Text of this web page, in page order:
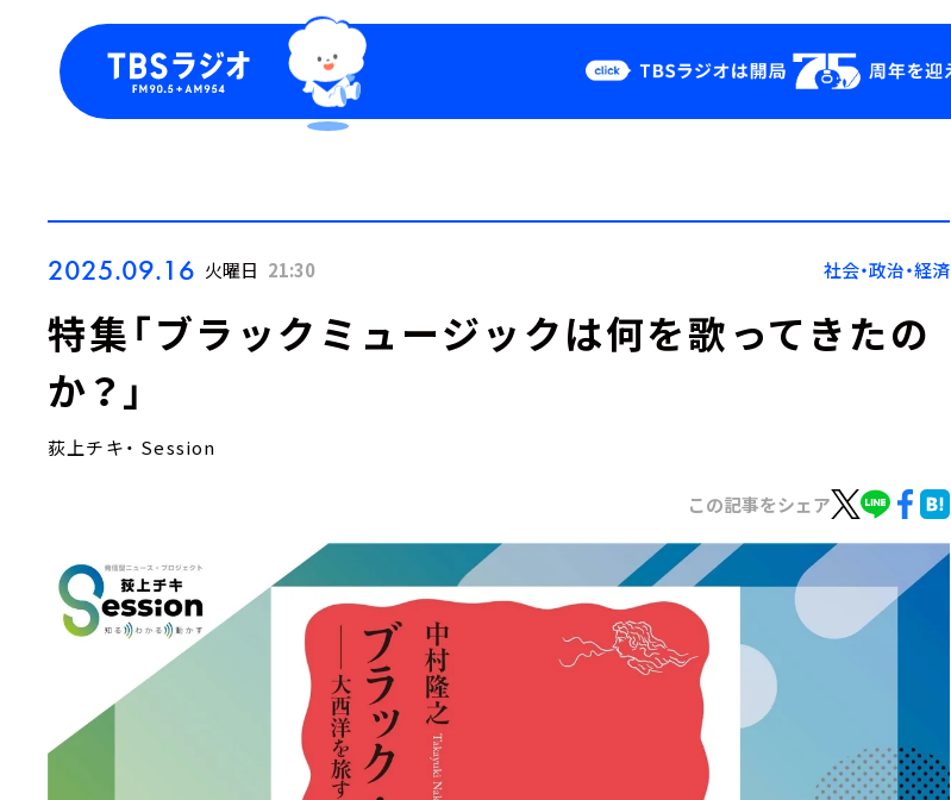
Podcast
YouTube
会社情報
2025.09.16 火曜日 21:30 社会・政治・経済
特集「ブラックミュージックは何を歌ってきたの
か？」
荻上チキ・ Session
この記事をシェア